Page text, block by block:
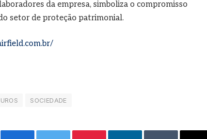
da empresa, simboliza o compromisso
setor de proteção patrimonial.
SOCIEDADE